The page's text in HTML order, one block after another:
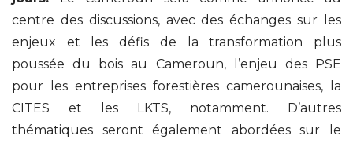
centre des discussions, avec des échanges sur les
enjeux et les défis de la transformation plus
poussée du bois au Cameroun, l’enjeu des PSE
pour les entreprises forestières camerounaises, la
CITES et les LKTS, notamment. D’autres
thématiques seront également abordées sur le